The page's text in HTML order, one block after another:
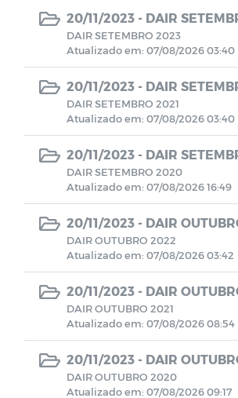
Folha inativos
Folha Pensionista
Demonstrativos
Demonstrativo
Demonstrativo
Demonstrativos
Demonstrativos
Comitê de
20/11/2023 - DAIR
DAIR SETEMBRO 2023
Atualizado em: 07/08/2026 03:40
20/11/2023 - DAIR
DAIR SETEMBRO 2021
Atualizado em: 07/08/2026 03:40
20/11/2023 - DAIR
DAIR SETEMBRO 2020
Atualizado em: 07/08/2026 16:49
20/11/2023 - DAIR
DAIR OUTUBRO 2022
Atualizado em: 07/08/2026 03:42
20/11/2023 - DAIR
DAIR OUTUBRO 2021
Atualizado em: 07/08/2026 08:54
20/11/2023 - DAIR
DAIR OUTUBRO 2020
Atualizado em: 07/08/2026 09:17